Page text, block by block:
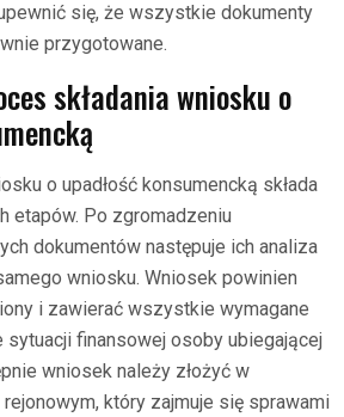
się, że wszystkie dokumenty
przygotowane.
składania wniosku o
o upadłość konsumencką składa
etapów. Po zgromadzeniu
dokumentów następuje ich analiza
wniosku. Wniosek powinien
i zawierać wszystkie wymagane
finansowej osoby ubiegającej
wniosek należy złożyć w
który zajmuje się sprawami